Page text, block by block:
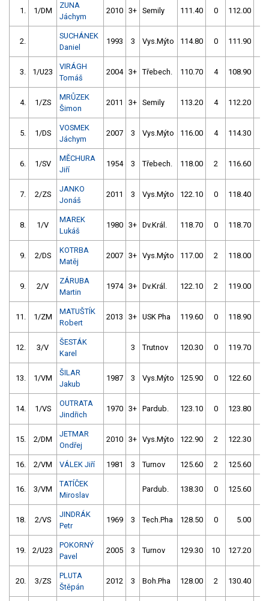
1. 1/DM
ZUNA
Jáchym
2010 3+ Semily 111.40 0 112.00
2.
SUCHÁNEK
Daniel
1993 3 Vys.Mýto 114.80 0 111.90
3. 1/U23
VIRÁGH
Tomáš
2004 3+ Třebech. 110.70 4 108.90
4. 1/ZS
MRŮZEK
Šimon
2011 3+ Semily 113.20 4 112.20
5. 1/DS
VOSMEK
Jáchym
2007 3 Vys.Mýto 116.00 4 114.30
6. 1/SV
MĚCHURA
Jiří
1954 3 Třebech. 118.00 2 116.60
7. 2/ZS
JANKO
Jonáš
2011 3 Vys.Mýto 122.10 0 118.40
8. 1/V
MAREK
Lukáš
1980 3+ Dv.Král. 118.70 0 118.70
9. 2/DS
KOTRBA
Matěj
2007 3+ Vys.Mýto 117.00 2 118.00
9. 2/V
ZÁRUBA
Martin
1974 3+ Dv.Král. 122.10 2 119.00
11. 1/ZM
MATUŠTÍK
Robert
2013 3+ USK Pha 119.60 0 118.90
12. 3/V
ŠESTÁK
Karel
3 Trutnov 120.30 0 119.70
13. 1/VM
ŠILAR
Jakub
1987 3 Vys.Mýto 125.90 0 122.60
14. 1/VS
OUTRATA
Jindřich
1970 3+ Pardub. 123.10 0 123.80
15. 2/DM
JETMAR
Ondřej
2010 3+ Vys.Mýto 122.90 2 122.30
16. 2/VM VÁLEK Jiří 1981 3 Turnov 125.60 2 125.60
16. 3/VM
TATÍČEK
Miroslav
Pardub. 138.30 0 125.60
18. 2/VS
JINDRÁK
Petr
1969 3 Tech.Pha 128.50 0 5.00
19. 2/U23
POKORNÝ
Pavel
2005 3 Turnov 129.30 10 127.20
20. 3/ZS
PLUTA
Štěpán
2012 3 Boh.Pha 128.00 2 130.40